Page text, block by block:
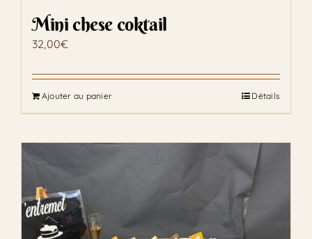
Mini chese coktail
32,00€
Ajouter au panier Détails